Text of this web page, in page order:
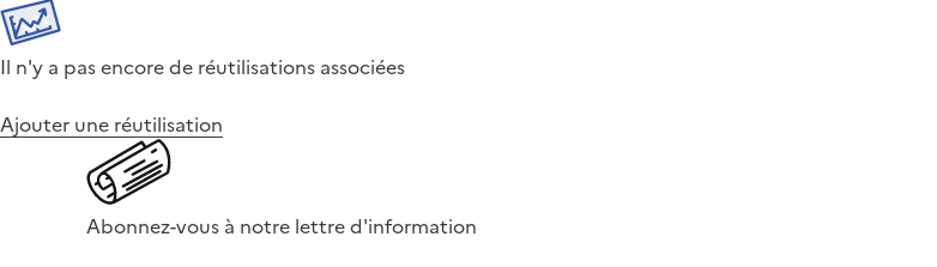
Il n'y a pas encore de réutilisations associées
Ajouter une réutilisation
Abonnez-vous à notre lettre d'information